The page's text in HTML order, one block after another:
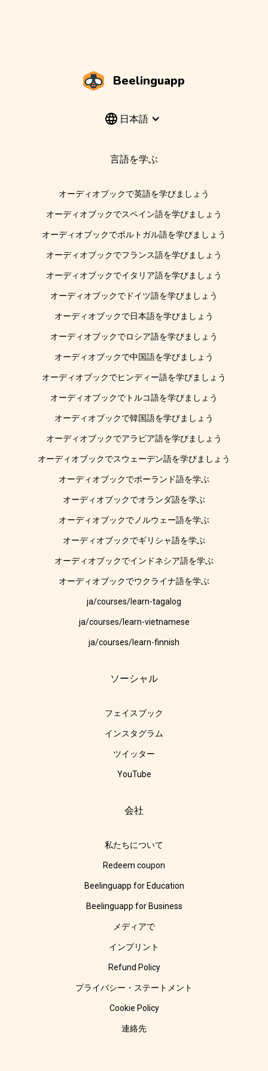
Beelinguapp
日本語
言語を学ぶ
オーディオブックで英語を学びましょう
オーディオブックでスペイン語を学びましょう
オーディオブックでポルトガル語を学びましょう
オーディオブックでフランス語を学びましょう
オーディオブックでイタリア語を学びましょう
オーディオブックでドイツ語を学びましょう
オーディオブックで日本語を学びましょう
オーディオブックでロシア語を学びましょう
オーディオブックで中国語を学びましょう
オーディオブックでヒンディー語を学びましょう
オーディオブックでトルコ語を学びましょう
オーディオブックで韓国語を学びましょう
オーディオブックでアラビア語を学びましょう
オーディオブックでスウェーデン語を学びましょう
オーディオブックでポーランド語を学ぶ
オーディオブックでオランダ語を学ぶ
オーディオブックでノルウェー語を学ぶ
オーディオブックでギリシャ語を学ぶ
オーディオブックでインドネシア語を学ぶ
オーディオブックでウクライナ語を学ぶ
ja/courses/learn-tagalog
ja/courses/learn-vietnamese
ja/courses/learn-finnish
ソーシャル
フェイスブック
インスタグラム
ツイッター
YouTube
会社
私たちについて
Redeem coupon
Beelinguapp for Education
Beelinguapp for Business
メディアで
インプリント
Refund Policy
プライバシー・ステートメント
Cookie Policy
連絡先